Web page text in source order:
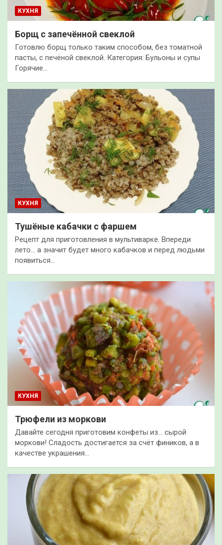
КУХНЯ
Борщ с запечённой свеклой
Готовлю борщ только таким способом, без томатной
пасты, с печёной свеклой. Категория: Бульоны и супы
Горячие…
КУХНЯ
Тушёные кабачки с фаршем
Рецепт для приготовления в мультиварке. Впереди
лето… а значит будет много кабачков и перед людьми
появиться…
КУХНЯ
Трюфели из моркови
Давайте сегодня приготовим конфеты из… сырой
моркови! Сладость достигается за счёт фиников, а в
качестве украшения…